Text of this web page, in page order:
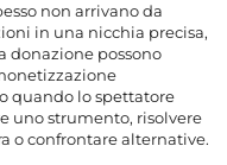
non arrivano da
in una nicchia precisa,
donazione possono
quando lo spettatore
uno strumento, risolvere
o confrontare alternative.